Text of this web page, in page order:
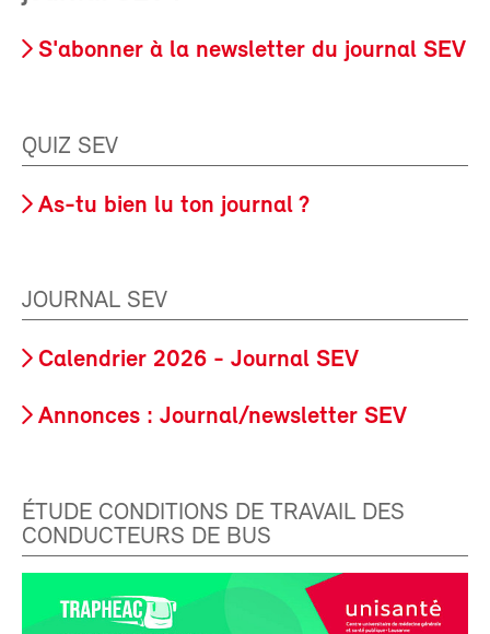
S'abonner à la newsletter du journal SEV
QUIZ SEV
As-tu bien lu ton journal ?
JOURNAL SEV
Calendrier 2026 - Journal SEV
Annonces : Journal/newsletter SEV
ÉTUDE CONDITIONS DE TRAVAIL DES
CONDUCTEURS DE BUS